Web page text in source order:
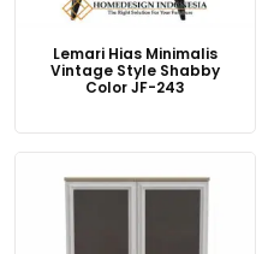
Lemari Hias Minimalis
Vintage Style Shabby
Color JF-243